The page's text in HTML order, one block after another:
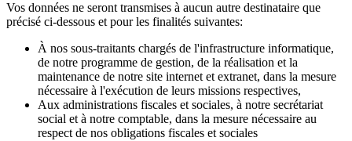
Vos données ne seront transmises à aucun autre destinataire que
précisé ci-dessous et pour les finalités suivantes:
À nos sous-traitants chargés de l'infrastructure informatique,
de notre programme de gestion, de la réalisation et la
maintenance de notre site internet et extranet, dans la mesure
nécessaire à l'exécution de leurs missions respectives,
Aux administrations fiscales et sociales, à notre secrétariat
social et à notre comptable, dans la mesure nécessaire au
respect de nos obligations fiscales et sociales